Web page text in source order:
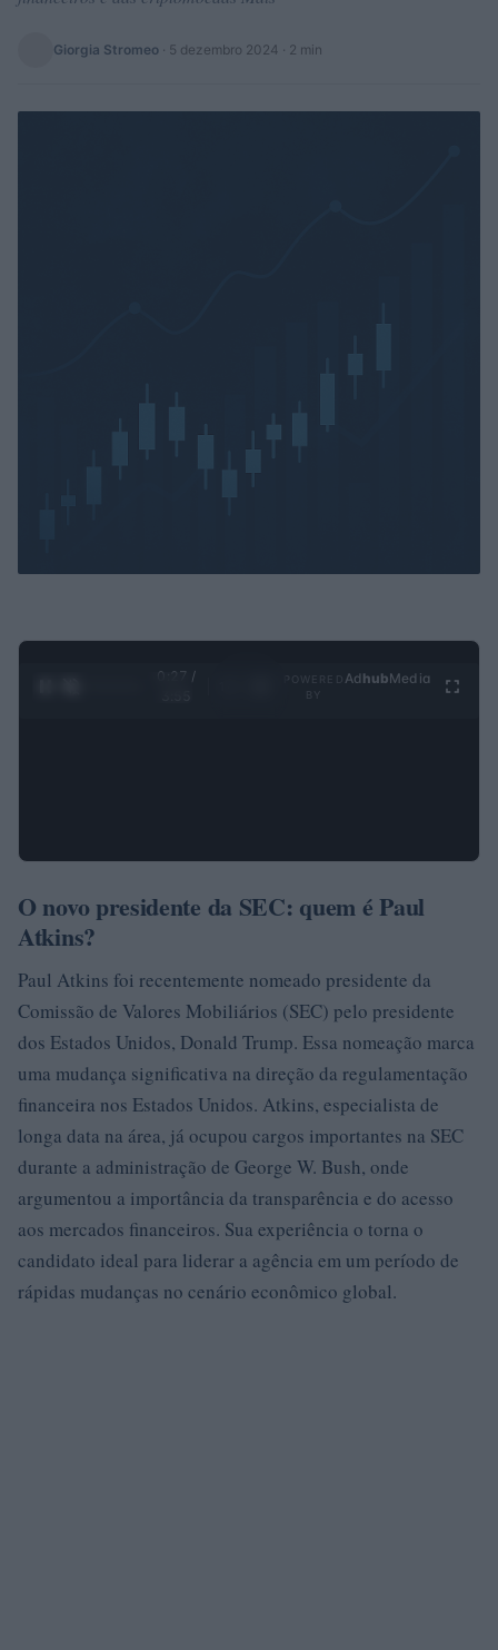
Giorgia Stromeo · 5 dezembro 2024 · 2 min
0:28 /
Ad hubMedia
O novo presidente da SEC: quem é Paul
Atkins?
Paul Atkins foi recentemente nomeado presidente da
Comissão de Valores Mobiliários (SEC) pelo presidente
dos Estados Unidos, Donald Trump. Essa nomeação marca
uma mudança significativa na direção da regulamentação
financeira nos Estados Unidos. Atkins, especialista de
longa data na área, já ocupou cargos importantes na SEC
durante a administração de George W. Bush, onde
argumentou a importância da transparência e do acesso
aos mercados financeiros. Sua experiência o torna o
candidato ideal para liderar a agência em um período de
rápidas mudanças no cenário econômico global.